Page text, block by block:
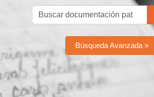
Búsqueda Avanzada »